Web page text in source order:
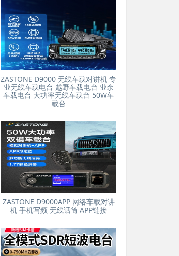
ZASTONE D9000 无线车载对讲机 专
业无线车载电台 越野车载电台 业余
车载电台 大功率无线车载台 50W车
载台
ZASTONE D9000APP 网络车载对讲
机 手机写频 无线话筒 APP链接